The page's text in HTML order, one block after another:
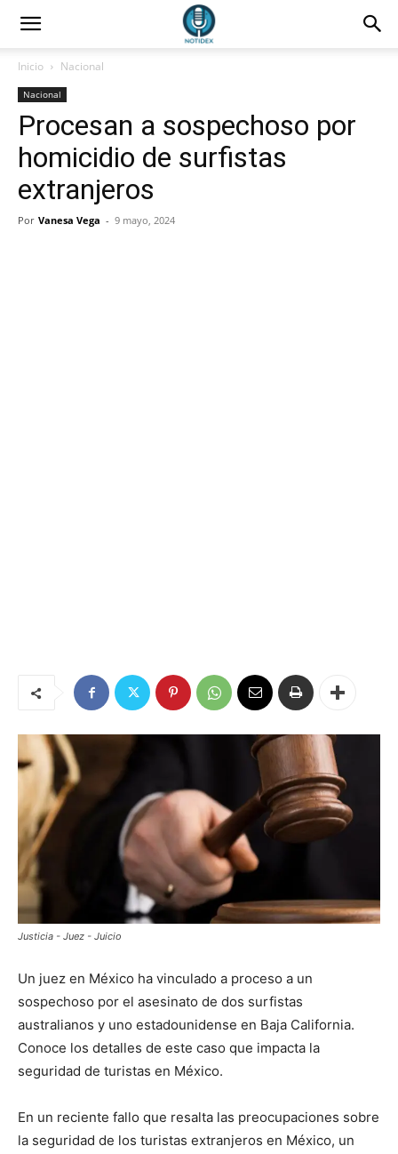
Inicio Nacional
Nacional
Procesan a sospechoso por
homicidio de surfistas
extranjeros
Por Vanesa Vega - 9 mayo, 2024
Justicia - Juez - Juicio
Un juez en México ha vinculado a proceso a un
sospechoso por el asesinato de dos surfistas
australianos y uno estadounidense en Baja California.
Conoce los detalles de este caso que impacta la
seguridad de turistas en México.
En un reciente fallo que resalta las preocupaciones sobre
la seguridad de los turistas extranjeros en México, un